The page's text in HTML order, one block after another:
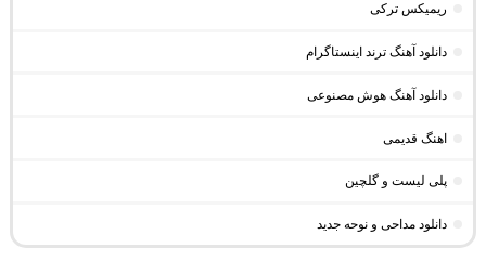
ریمیکس ترکی
دانلود آهنگ ترند اینستاگرام
دانلود آهنگ هوش مصنوعی
اهنگ قدیمی
پلی لیست و گلچین
دانلود مداحی و نوحه جدید